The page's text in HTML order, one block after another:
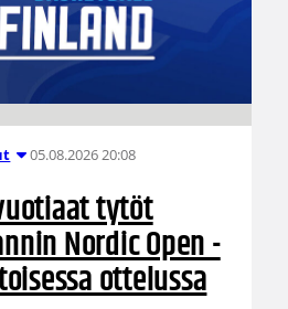
05.08.2026 20:08
tytöt
Nordic Open -
ottelussa